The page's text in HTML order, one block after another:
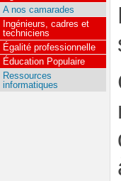
A nos camarades
Ingénieurs, cadres et
techniciens
Égalité professionnelle
Éducation Populaire
Ressources
informatiques